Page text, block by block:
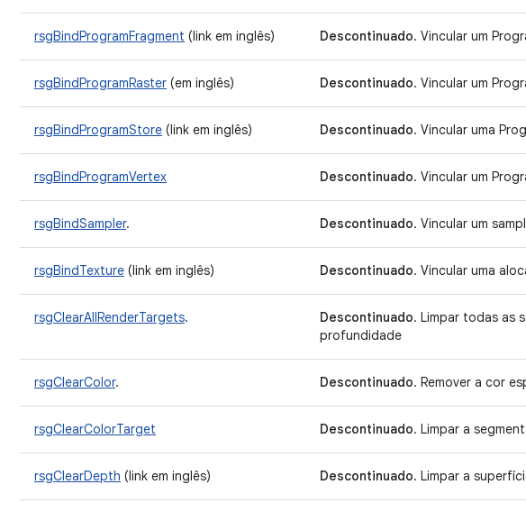
rsgBindProgramFragment (link em inglês) Descontinuado. Vincular um
rsgBindProgramRaster (em inglês) Descontinuado. Vincular um
rsgBindProgramStore (link em inglês) Descontinuado. Vincular uma
rsgBindProgramVertex Descontinuado. Vincular um
rsgBindSampler. Descontinuado. Vincular um
rsgBindTexture (link em inglês) Descontinuado. Vincular uma
rsgClearAllRenderTargets. Descontinuado. Limpar todas as
profundidade
rsgClearColor. Descontinuado. Remover a cor
rsgClearColorTarget Descontinuado. Limpar a
rsgClearDepth (link em inglês) Descontinuado. Limpar a